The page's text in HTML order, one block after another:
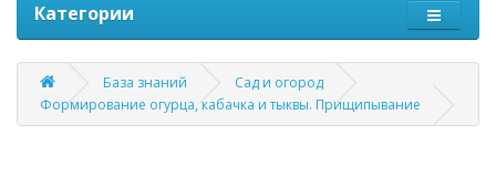
Категории
База знаний
Сад и огород
Формирование огурца, кабачка и тыквы. Прищипывание